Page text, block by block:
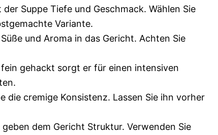
der Suppe Tiefe und Geschmack. Wählen Sie
Variante.
und Aroma in das Gericht. Achten Sie
gehackt sorgt er für einen intensiven
die cremige Konsistenz. Lassen Sie ihn vorher
dem Gericht Struktur. Verwenden Sie